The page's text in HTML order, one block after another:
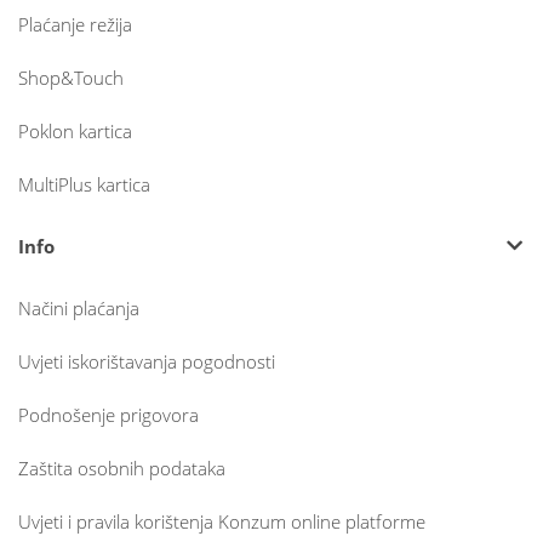
Plaćanje režija
Shop&Touch
Poklon kartica
MultiPlus kartica
Info
Načini plaćanja
Uvjeti iskorištavanja pogodnosti
Podnošenje prigovora
Zaštita osobnih podataka
Uvjeti i pravila korištenja Konzum online platforme